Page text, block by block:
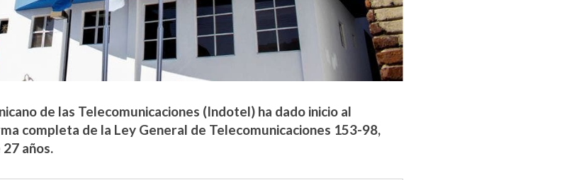
de las Telecomunicaciones (Indotel) ha dado inicio al
completa de la Ley General de Telecomunicaciones 153-98,
años.